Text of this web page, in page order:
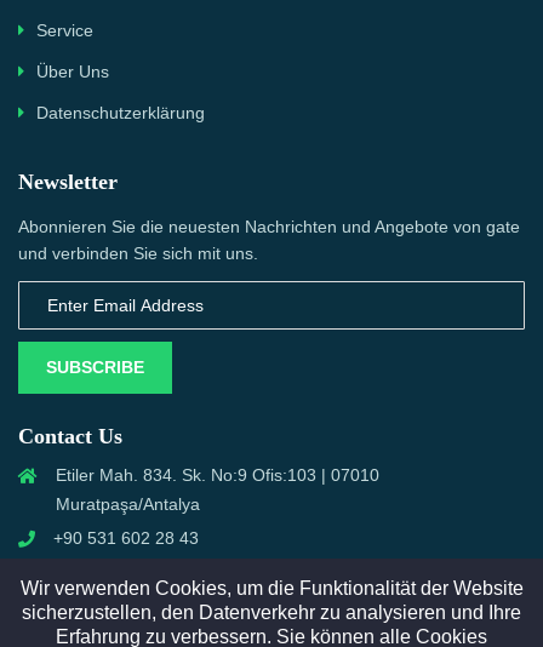
Service
Über Uns
Datenschutzerklärung
Newsletter
Abonnieren Sie die neuesten Nachrichten und Angebote von gate
und verbinden Sie sich mit uns.
SUBSCRIBE
Contact Us
Etiler Mah. 834. Sk. No:9 Ofis:103 | 07010
Muratpaşa/Antalya
+90 531 602 28 43
Wir verwenden Cookies, um die Funktionalität der Website
sicherzustellen, den Datenverkehr zu analysieren und Ihre
Erfahrung zu verbessern. Sie können alle Cookies